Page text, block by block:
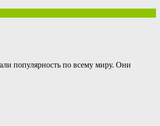
популярность по всему миру. Они